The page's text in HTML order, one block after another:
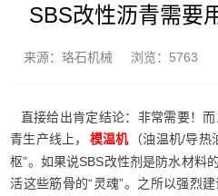
SBS改性沥青需要
来源：珞石机械 浏览：5763
直接给出肯定结论：非常需要！
青生产线上，
模温机
（油温机/导
枢”。如果说SBS改性剂是防水材料
活这些筋骨的“灵魂”。之所以强烈